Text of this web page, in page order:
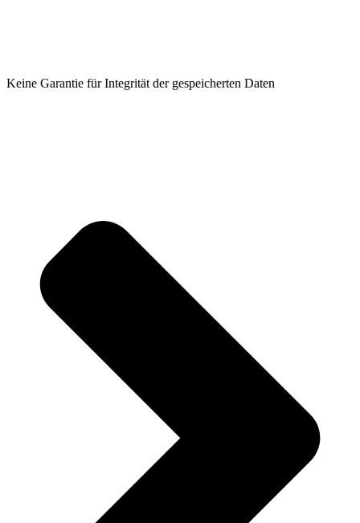
Keine Garantie für Integrität der gespeicherten Daten